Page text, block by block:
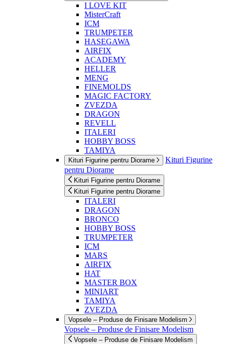
I LOVE KIT
MisterCraft
ICM
TRUMPETER
HASEGAWA
AIRFIX
ACADEMY
HELLER
MENG
FINEMOLDS
MAGIC FACTORY
ZVEZDA
DRAGON
REVELL
ITALERI
HOBBY BOSS
TAMIYA
Kituri Figurine pentru Diorame
Kituri Figurine
pentru Diorame
Kituri Figurine pentru Diorame
Kituri Figurine pentru Diorame
ITALERI
DRAGON
BRONCO
HOBBY BOSS
TRUMPETER
ICM
MARS
AIRFIX
HAT
MASTER BOX
MINIART
TAMIYA
ZVEZDA
Vopsele – Produse de Finisare Modelism
Vopsele – Produse de Finisare Modelism
Vopsele – Produse de Finisare Modelism